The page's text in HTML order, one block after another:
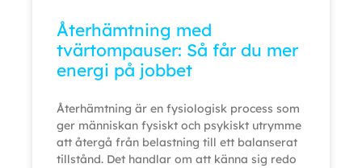
Återhämtning med
tvärtompauser: Så får du mer
energi på jobbet
Återhämtning är en fysiologisk process som
ger människan fysiskt och psykiskt utrymme
att återgå från belastning till ett balanserat
tillstånd. Det handlar om att känna sig redo